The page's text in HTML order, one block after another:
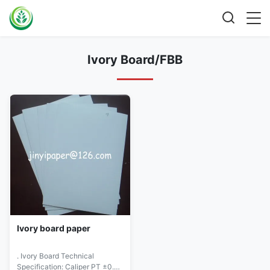
Ivory Board/FBB
Ivory board paper
. Ivory Board Technical
Specification: Caliper PT ±0.2